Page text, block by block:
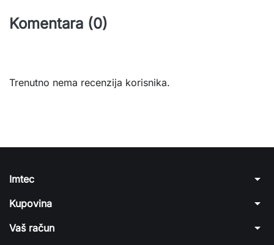
Komentara (0)
Trenutno nema recenzija korisnika.
Imtec arrow_drop_down
Kupovina arrow_drop_down
Vaš račun arrow_drop_down